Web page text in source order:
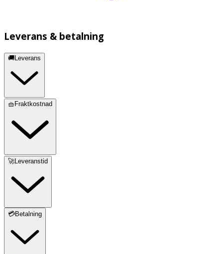
Leverans & betalning
🚚Leverans
🧺Fraktkostnad
🚀Leveranstid
💳Betalning